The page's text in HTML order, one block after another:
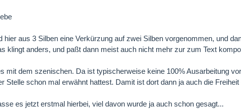
hier aus 3 Silben eine Verkürzung auf zwei Silben vorgenommen, und
klingt anders, und paßt dann meist auch nicht mehr zur zum Text
mit dem szenischen. Da ist typischerweise keine 100% Ausarbeitung
Stelle schon mal erwähnt hattest. Damit ist dort dann ja auch die
es jetzt erstmal hierbei, viel davon wurde ja auch schon gesagt...